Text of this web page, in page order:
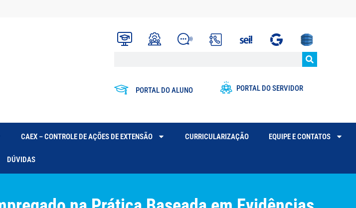
PORTAL DO ALUNO PORTAL DO SERVIDOR
CAEX – CONTROLE DE AÇÕES DE EXTENSÃO CURRICULARIZAÇÃO EQUIPE E CONTATOS
DÚVIDAS